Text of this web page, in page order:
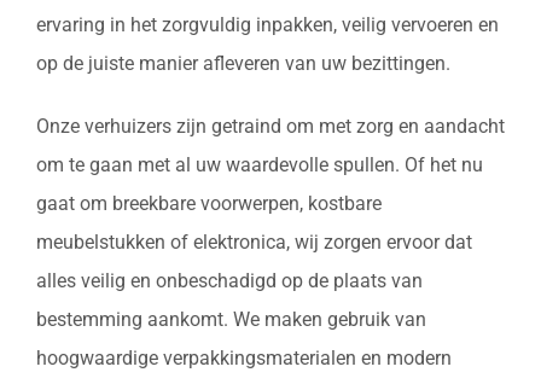
ervaring in het zorgvuldig inpakken, veilig vervoeren en
op de juiste manier afleveren van uw bezittingen.
Onze verhuizers zijn getraind om met zorg en aandacht
om te gaan met al uw waardevolle spullen. Of het nu
gaat om breekbare voorwerpen, kostbare
meubelstukken of elektronica, wij zorgen ervoor dat
alles veilig en onbeschadigd op de plaats van
bestemming aankomt. We maken gebruik van
hoogwaardige verpakkingsmaterialen en modern